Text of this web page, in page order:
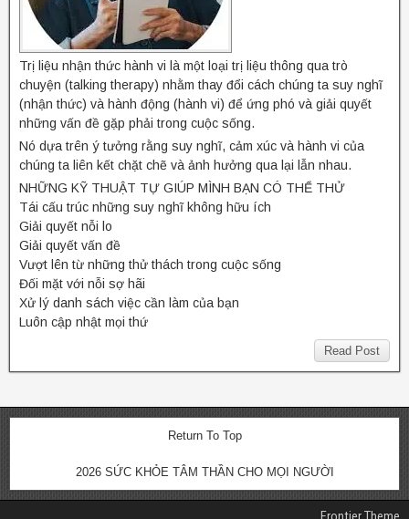
Trị liệu nhận thức hành vi là một loại trị liệu thông qua trò
chuyện (talking therapy) nhằm thay đổi cách chúng ta suy nghĩ
(nhận thức) và hành động (hành vi) để ứng phó và giải quyết
những vấn đề gặp phải trong cuộc sống.
Nó dựa trên ý tưởng rằng suy nghĩ, cảm xúc và hành vi của
chúng ta liên kết chặt chẽ và ảnh hưởng qua lại lẫn nhau.
NHỮNG KỸ THUẬT TỰ GIÚP MÌNH BẠN CÓ THỂ THỬ
Tái cấu trúc những suy nghĩ không hữu ích
Giải quyết nỗi lo
Giải quyết vấn đề
Vượt lên từ những thử thách trong cuộc sống
Đối mặt với nỗi sợ hãi
Xử lý danh sách việc cần làm của bạn
Luôn cập nhật mọi thứ
Read Post
Return To Top
2026 SỨC KHỎE TÂM THẦN CHO MỌI NGƯỜI